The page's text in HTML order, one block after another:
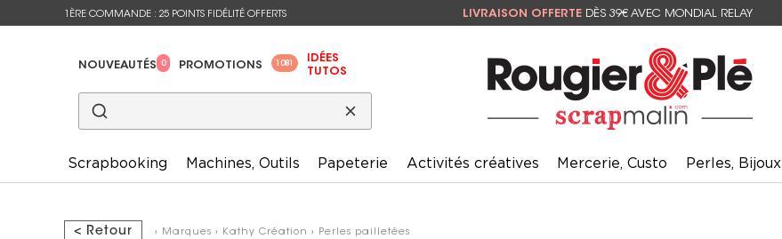
1ÈRE COMMANDE : 25 POINTS FIDÉLITÉ OFFERTS LIVRAISON OFFERTE DÈS 39€ AVEC MONDIAL RELAY
NOUVEAUTÉS 0 PROMOTIONS 1081
IDÉES
TUTOS
Scrapbooking Machines, Outils Papeterie Activités créatives Mercerie, Custo Perles, Bijoux
< Retour › Marques › Kathy Création › Perles pailletées